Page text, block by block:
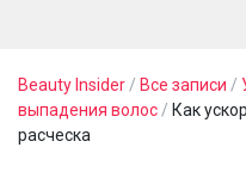
Beauty Insider / Все записи /
выпадения волос / Как
расческа